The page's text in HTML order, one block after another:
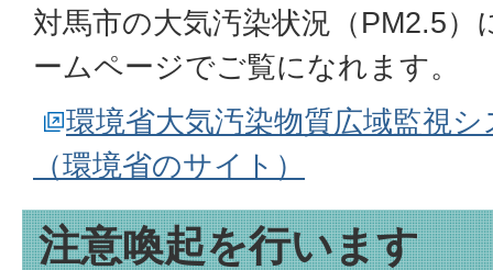
対馬市の大気汚染状況（PM2.5
ームページでご覧になれます。
環境省大気汚染物質広域監視
（環境省のサイト）
注意喚起を行います